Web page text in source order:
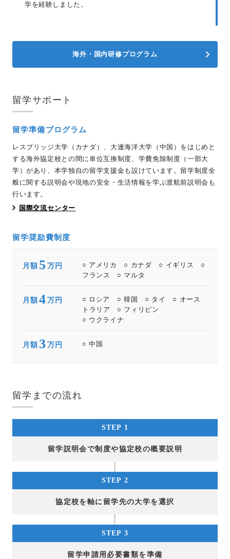
学を経験しました。
海外・国内研修プログラム
留学サポート
留学準備プログラム
レスブリッジ大学（カナダ）、大連海洋大学（中国）をはじめと
する海外協定校との間に単位互換制度、学費免除制度（一部大
学）があり、本学独自の留学支援金も設けています。留学制度全
般に関する説明会や現地の安全・生活情報を学ぶ渡航前説明会も
行います。
国際交流センター
留学奨励費制度
月額 5 万円
○ アメリカ ○ カナダ ○ イギリス ○
フランス ○ マルタ
月額4 万円
○ ロシア ○ 韓国 ○ タイ ○ オース
トラリア ○ フィリピン
○ ウクライナ
月額 3 万円 ○ 中国
留学までの流れ
STEP 1
留学説明会で制度や協定校の概要説明
STEP 2
協定校を軸に留学先の大学を選択
STEP 3
留学申請用必要書類を準備